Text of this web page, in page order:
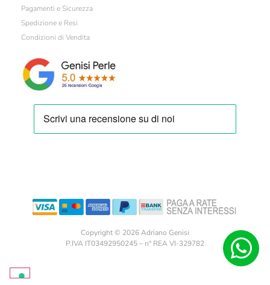
Pagamenti e Sicurezza
Spedizione e Resi
Condizioni di Vendita
Copyright © 2026 Adriano Genisi
P.IVA IT03492950245 – n° REA VI-329782